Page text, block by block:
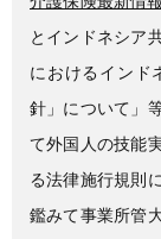
とインドネシア
におけるインド
針」について」
て外国人の技能
る法律施行規則
鑑みて事業所管